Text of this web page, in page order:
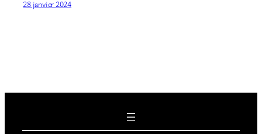
28 janvier 2024